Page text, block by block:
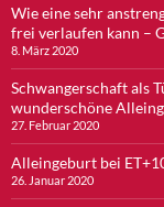
Wie eine sehr
frei verlaufen kann –
8. März 2020
Schwangerschaft als
wunderschöne
27. Februar 2020
Alleingeburt bei
26. Januar 2020